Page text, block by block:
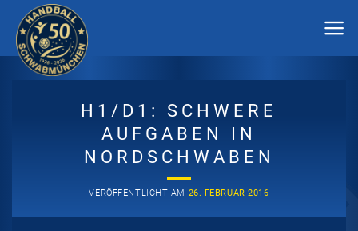
Inhalt
springen
H1/D1: SCHWERE
AUFGABEN IN
NORDSCHWABEN
VERÖFFENTLICHT AM 26. FEBRUAR 2016